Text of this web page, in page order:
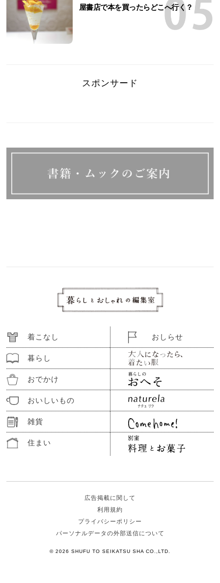
屋書店で本を買ったらどこへ行く？
スポンサード
着こなし
暮らし
おでかけ
おいしいもの
雑貨
住まい
おしらせ
広告掲載に関して
利用規約
プライバシーポリシー
パーソナルデータの外部送信について
© 2026 SHUFU TO SEIKATSU SHA CO.,LTD.